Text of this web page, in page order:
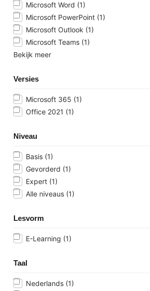
Microsoft Word (1)
Microsoft PowerPoint (1)
Microsoft Outlook (1)
Microsoft Teams (1)
Bekijk meer
Versies
Microsoft 365 (1)
Office 2021 (1)
Niveau
Basis (1)
Gevorderd (1)
Expert (1)
Alle niveaus (1)
Lesvorm
E-Learning (1)
Taal
Nederlands (1)